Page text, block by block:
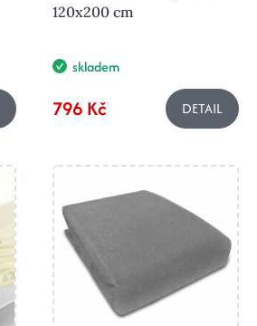
120x200 cm
skladem
796 Kč DETAIL